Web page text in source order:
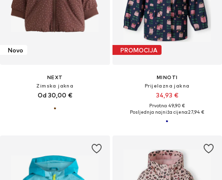
Novo
NEXT
Zimska jakna
Od 30,00 €
PROMOCIJA
MINOTI
Prijelazna jakna
34,93 €
Prvotno: 49,90 €
Posljednja najniža cijena:27,94 €